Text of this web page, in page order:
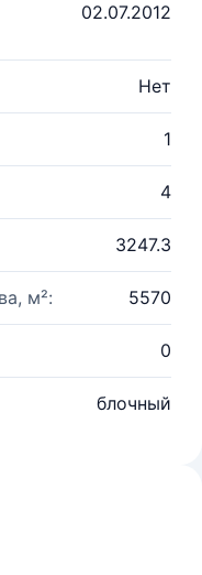
02.07.2012
Нет
1
4
3247.3
м²: 5570
0
блочный